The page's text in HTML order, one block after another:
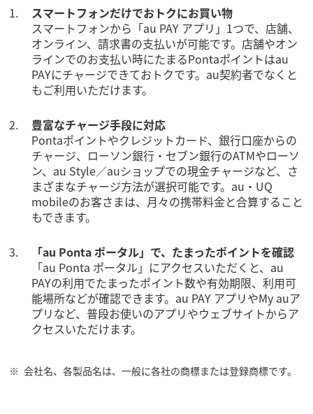
スマートフォンだけでおトクにお買い物
スマートフォンから「au PAY アプリ」1つで、店舗、
オンライン、請求書の支払いが可能です。店舗やオン
ラインでのお支払い時にたまるPontaポイントはau
PAYにチャージできておトクです。au契約者でなくと
もご利用いただけます。
豊富なチャージ手段に対応
Pontaポイントやクレジットカード、銀行口座からの
チャージ、ローソン銀行・セブン銀行のATMやローソ
ン、au Style／auショップでの現金チャージなど、さ
まざまなチャージ方法が選択可能です。au・UQ
mobileのお客さまは、月々の携帯料金と合算すること
もできます。
「au Ponta ポータル」で、たまったポイントを確認
「au Ponta ポータル」にアクセスいただくと、au
PAYの利用でたまったポイント数や有効期限、利用可
能場所などが確認できます。au PAY アプリやMy auア
プリなど、普段お使いのアプリやウェブサイトからア
クセスいただけます。
会社名、各製品名は、一般に各社の商標または登録商標です。